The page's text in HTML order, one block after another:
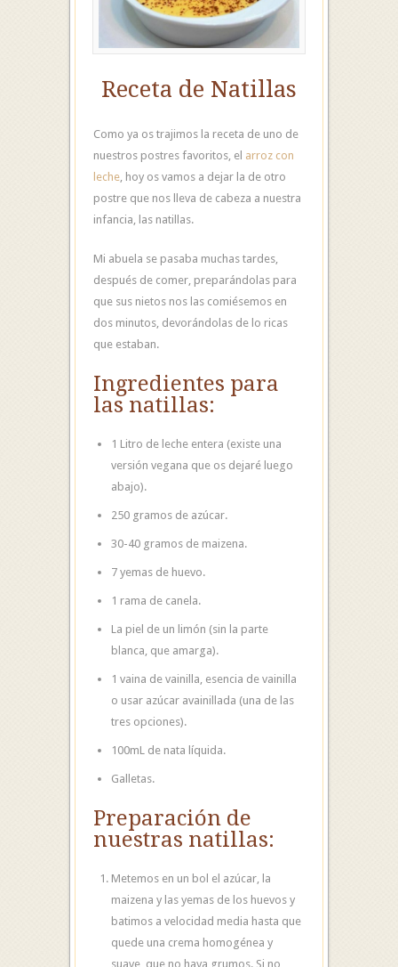
Receta de Natillas
Como ya os trajimos la receta de uno de
nuestros postres favoritos, el arroz con
leche , hoy os vamos a dejar la de otro
postre que nos lleva de cabeza a nuestra
infancia, las natillas.
Mi abuela se pasaba muchas tardes,
después de comer, preparándolas para
que sus nietos nos las comiésemos en
dos minutos, devorándolas de lo ricas
que estaban.
Ingredientes para
las natillas:
1 Litro de leche entera (existe una
versión vegana que os dejaré luego
abajo).
250 gramos de azúcar.
30-40 gramos de maizena.
7 yemas de huevo.
1 rama de canela.
La piel de un limón (sin la parte
blanca, que amarga).
1 vaina de vainilla, esencia de vainilla
o usar azúcar avainillada (una de las
tres opciones).
100mL de nata líquida.
Galletas.
Preparación de
nuestras natillas:
Metemos en un bol el azúcar, la
maizena y las yemas de los huevos y
batimos a velocidad media hasta que
quede una crema homogénea y
suave, que no haya grumos. Si no